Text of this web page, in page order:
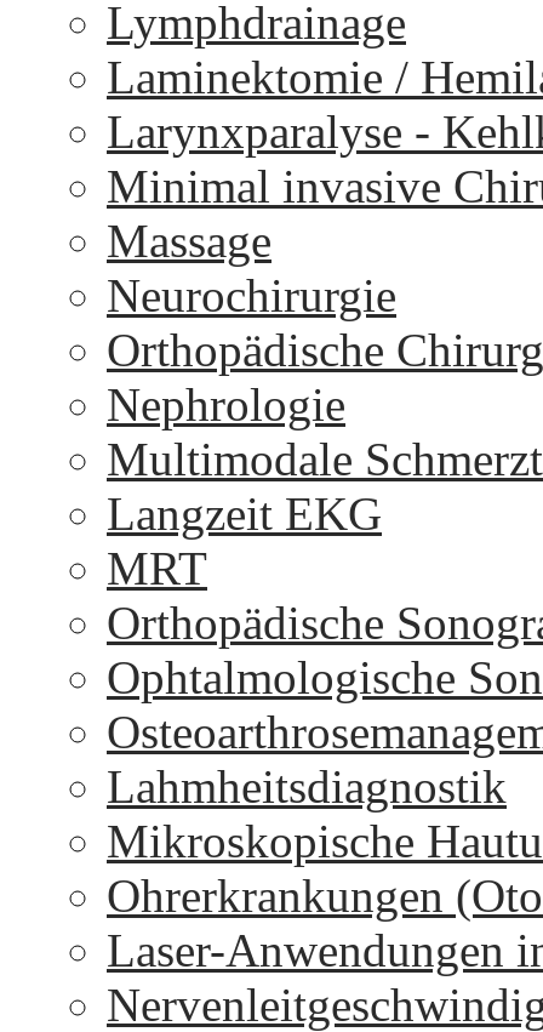
Lymphdrainage
Laminektomie /
Larynxparalyse -
Minimal invasive
Massage
Neurochirurgie
Orthopädische
Nephrologie
Multimodale
Langzeit EKG
MRT
Orthopädische
Ophtalmologische
Lahmheitsdiagnostik
Mikroskopische
Ohrerkrankungen
Laser-Anwendungen